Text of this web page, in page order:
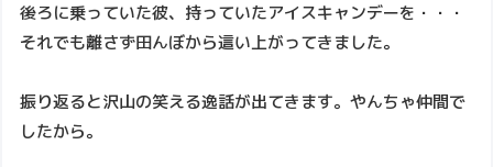
後ろに乗っていた彼、持っていたアイスキャンデーを・・・
それでも離さず田んぼから這い上がってきました。
振り返ると沢山の笑える逸話が出てきます。やんちゃ仲間で
したから。